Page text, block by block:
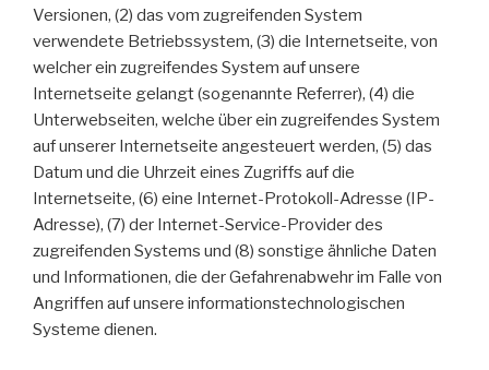
Versionen, (2) das vom zugreifenden System
verwendete Betriebssystem, (3) die Internetseite, von
welcher ein zugreifendes System auf unsere
Internetseite gelangt (sogenannte Referrer), (4) die
Unterwebseiten, welche über ein zugreifendes System
auf unserer Internetseite angesteuert werden, (5) das
Datum und die Uhrzeit eines Zugriffs auf die
Internetseite, (6) eine Internet-Protokoll-Adresse (IP-
Adresse), (7) der Internet-Service-Provider des
zugreifenden Systems und (8) sonstige ähnliche Daten
und Informationen, die der Gefahrenabwehr im Falle von
Angriffen auf unsere informationstechnologischen
Systeme dienen.